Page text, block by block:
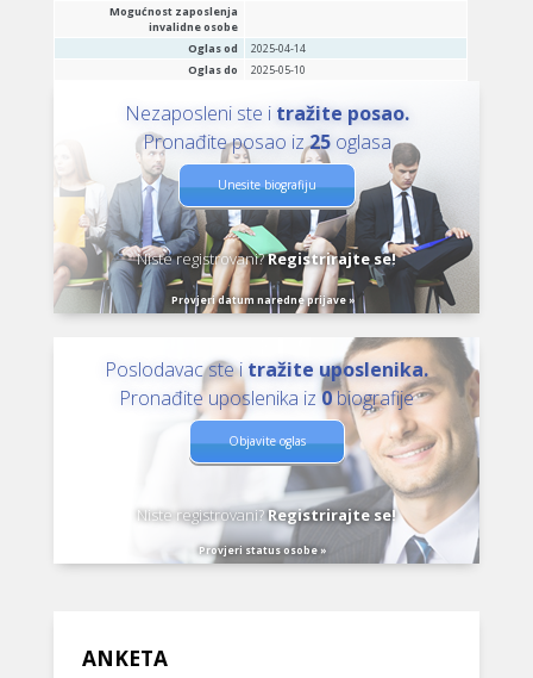
Mogućnost zaposlenja
invalidne osobe
Oglas od
2025-04-14
Oglas do
2025-05-10
Nezaposleni ste i tražite posao.
Pronađite posao iz25oglasa
Unesite biografiju
Niste registrovani?Registrirajte se!
Provjeri datum naredne prijave »
Poslodavac ste i tražite uposlenika.
Pronađite uposlenika iz 0biografije
Objavite oglas
Niste registrovani?Registrirajte se!
Provjeri status osobe »
ANKETA